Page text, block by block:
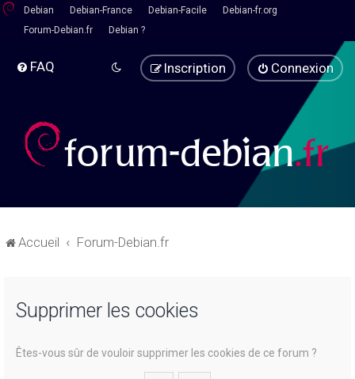
Debian Debian-France Debian-Facile
Debian-fr.org
Forum-Debian.fr
Debian ?
FAQ Connexion
Inscription
Accueil Forum-Debian.fr
Supprimer les cookies
Êtes-vous sûr de vouloir supprimer les cookies de ce forum ?